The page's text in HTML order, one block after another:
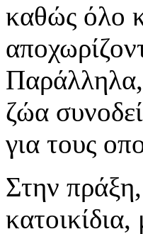
καθώς όλο
Παράλληλα,
ζώα
για τους
Στην